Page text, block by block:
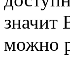
значит
можно